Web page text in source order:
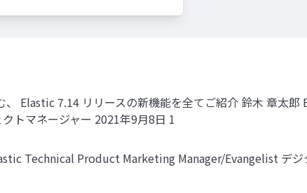
Elastic 7.14 リリースの新機能を全てご紹介 鈴⽊ 章太
トマネージャー 2021年9⽉8⽇ 1
Technical Product Marketing Manager/Evangelist デ